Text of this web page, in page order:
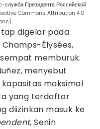
Президента Российской
Commons Attribution 4.0
digelar pada
Élysées,
memburuk.
menyebut
maksimal
yang terdaftar
diizinkan masuk ke
, Senin